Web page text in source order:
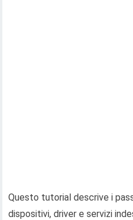
Questo tutorial descrive i
dispositivi, driver e servizi